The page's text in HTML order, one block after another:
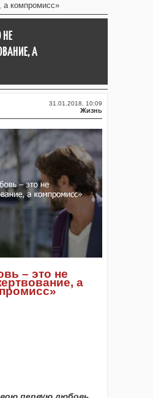
а компромисс»
А
31.01.2018, 10:09
Жизнь
– это не
а